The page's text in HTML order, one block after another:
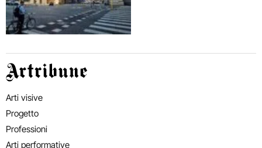
Artribune
Arti visive
Progetto
Professioni
Arti performative